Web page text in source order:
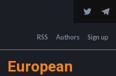
RSS Authors Sign up
European